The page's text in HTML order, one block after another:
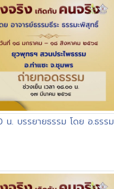
น. บรรยายธรรม โดย อ.ธรรม